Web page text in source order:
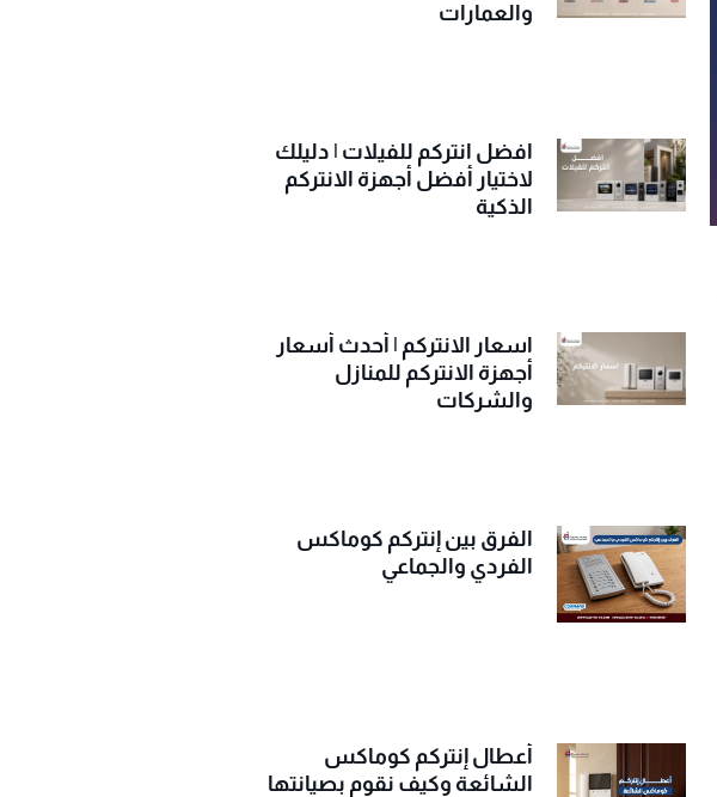
والعمارات
افضل انتركم للفيلات | دليلك
لاختيار أفضل أجهزة الانتركم
الذكية
اسعار الانتركم | أحدث أسعار
أجهزة الانتركم للمنازل
والشركات
الفرق بين إنتركم كوماكس
الفردي والجماعي
أعطال إنتركم كوماكس
الشائعة وكيف نقوم بصيانتها